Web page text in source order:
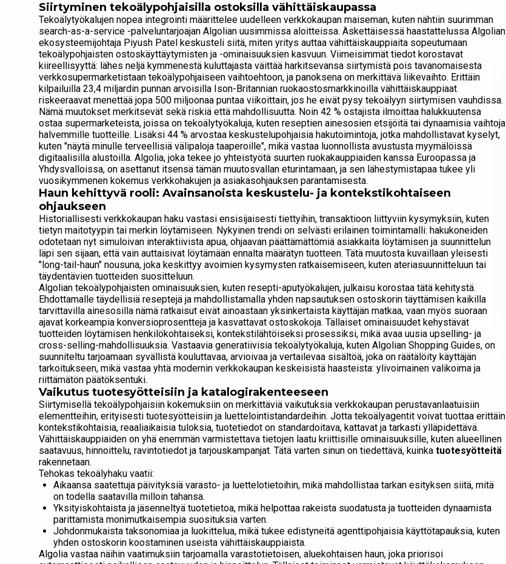
Siirtyminen tekoälypohjaisilla ostoksilla vähittäiskaupassa
Tekoälytyökalujen nopea integrointi määrittelee uudelleen verkkokaupan maiseman, kuten nähtiin suurimman
search-as-a-service -palveluntarjoajan Algolian uusimmissa aloitteissa. Äskettäisessä haastattelussa Algolian
ekosysteemijohtaja Piyush Patel keskusteli siitä, miten yritys auttaa vähittäiskauppiaita sopeutumaan
tekoälypohjaisten ostoskäyttäytymisten ja -ominaisuuksien kasvuun. Viimeisimmät tiedot korostavat
kiireellisyyttä: lähes neljä kymmenestä kuluttajasta väittää harkitsevansa siirtymistä pois tavanomaisesta
verkkosupermarketistaan tekoälypohjaiseen vaihtoehtoon, ja panoksena on merkittävä liikevaihto. Erittäin
kilpailuilla 23,4 miljardin punnan arvoisilla Ison-Britannian ruokaostosmarkkinoilla vähittäiskauppiaat
riskeeraavat menettää jopa 500 miljoonaa puntaa viikoittain, jos he eivät pysy tekoälyyn siirtymisen vauhdissa.
Nämä muutokset merkitsevät sekä riskiä että mahdollisuutta. Noin 42 % ostajista ilmoittaa halukkuutensa
ostaa supermarketeista, joissa on tekoälytyökaluja, kuten reseptien ainesosien etsijöitä tai dynaamisia vaihtoja
halvemmille tuotteille. Lisäksi 44 % arvostaa keskustelupohjaisia hakutoimintoja, jotka mahdollistavat kyselyt,
kuten "näytä minulle terveellisiä välipaloja taaperoille", mikä vastaa luonnollista avustusta myymälöissä
digitaalisilla alustoilla. Algolia, joka tekee jo yhteistyötä suurten ruokakauppiaiden kanssa Euroopassa ja
Yhdysvalloissa, on asettanut itsensä tämän muutosvallan eturintamaan, ja sen lähestymistapaa tukee yli
vuosikymmenen kokemus verkkohakujen ja asiakasohjauksen parantamisesta.
Haun kehittyvä rooli: Avainsanoista keskustelu- ja kontekstikohtaiseen
ohjaukseen
Historiallisesti verkkokaupan haku vastasi ensisijaisesti tiettyihin, transaktioon liittyviin kysymyksiin, kuten
tietyn maitotyypin tai merkin löytämiseen. Nykyinen trendi on selvästi erilainen toimintamalli: hakukoneiden
odotetaan nyt simuloivan interaktiivista apua, ohjaavan päättämättömiä asiakkaita löytämisen ja suunnittelun
läpi sen sijaan, että vain auttaisivat löytämään ennalta määrätyn tuotteen. Tätä muutosta kuvaillaan yleisesti
"long-tail-haun" nousuna, joka keskittyy avoimien kysymysten ratkaisemiseen, kuten ateriasuunnitteluun tai
täydentävien tuotteiden suositteluun.
Algolian tekoälypohjaisten ominaisuuksien, kuten resepti-aputyökalujen, julkaisu korostaa tätä kehitystä.
Ehdottamalle täydellisiä reseptejä ja mahdollistamalla yhden napsautuksen ostoskorin täyttämisen kaikilla
tarvittavilla ainesosilla nämä ratkaisut eivät ainoastaan ​​yksinkertaista käyttäjän matkaa, vaan myös suoraan
ajavat korkeampia konversioprosentteja ja kasvattavat ostoskokoja. Tällaiset ominaisuudet kehystävät
tuotteiden löytämisen henkilökohtaiseksi, kontekstilähtöiseksi prosessiksi, mikä avaa uusia upselling- ja
cross-selling-mahdollisuuksia. Vastaavia generatiivisia tekoälytyökaluja, kuten Algolian Shopping Guides, on
suunniteltu tarjoamaan syvällistä kouluttavaa, arvioivaa ja vertailevaa sisältöä, joka on räätälöity käyttäjän
tarkoitukseen, mikä vastaa yhtä modernin verkkokaupan keskeisistä haasteista: ylivoimainen valikoima ja
riittämätön päätöksentuki.
Vaikutus tuotesyötteisiin ja katalogirakenteeseen
Siirtymisellä tekoälypohjaisiin kokemuksiin on merkittäviä vaikutuksia verkkokaupan perustavanlaatuisiin
elementteihin, erityisesti tuotesyötteisiin ja luettelointistandardeihin. Jotta tekoälyagentit voivat tuottaa erittäin
kontekstikohtaisia, reaaliaikaisia tuloksia, tuotetiedot on standardoitava, kattavat ja tarkasti ylläpidettävä.
Vähittäiskauppiaiden on yhä enemmän varmistettava tietojen laatu kriittisille ominaisuuksille, kuten alueellinen
saatavuus, hinnoittelu, ravintotiedot ja tarjouskampanjat. Tätä varten sinun on tiedettävä, kuinka tuotesyötteitä
rakennetaan.
Tehokas tekoälyhaku vaatii:
Aikaansa saatettuja päivityksiä varasto- ja luettelotietoihin, mikä mahdollistaa tarkan esityksen siitä, mitä
on todella saatavilla milloin tahansa.
Yksityiskohtaista ja jäsenneltyä tuotetietoa, mikä helpottaa rakeista suodatusta ja tuotteiden dynaamista
parittamista monimutkaisempia suosituksia varten.
Johdonmukaista taksonomiaa ja luokittelua, mikä tukee edistyneitä agenttipohjaisia käyttötapauksia, kuten
yhden ostoskorin koostaminen useista vähittäiskauppiaista.
Algolia vastaa näihin vaatimuksiin tarjoamalla varastotietoisen, aluekohtaisen haun, joka priorisoi